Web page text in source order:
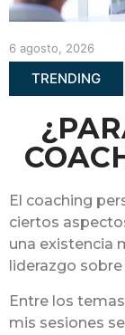
6 agosto, 2026
TRENDING
2025
El coaching
ciertos
una existencia
liderazgo sobre
Entre los
mis sesiones